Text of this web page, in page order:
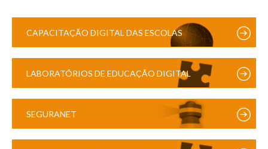
CAPACITAÇÃO DIGITAL DAS ESCOLAS
LABORATÓRIOS DE EDUCAÇÃO DIGITAL
SEGURANET